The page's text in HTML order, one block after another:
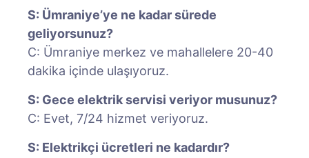
S: Ümraniye’ye ne kadar sürede
geliyorsunuz?
C: Ümraniye merkez ve mahallelere 20-40
dakika içinde ulaşıyoruz.
S: Gece elektrik servisi veriyor musunuz?
C: Evet, 7/24 hizmet veriyoruz.
S: Elektrikçi ücretleri ne kadardır?